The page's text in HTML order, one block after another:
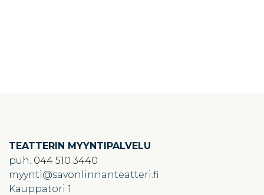
TEATTERIN MYYNTIPALVELU
puh. 044 510 3440
myynti
savonlinnanteatteri.fi
Kauppatori 1